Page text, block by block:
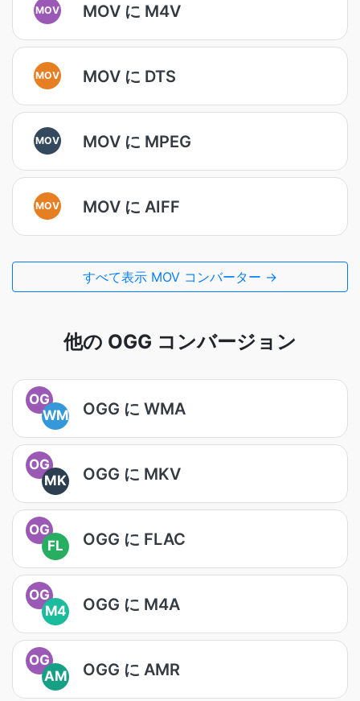
MOV MOV に M4V
MOV MOV に DTS
MOV MOV に MPEG
MOV MOV に AIFF
すべて表示 MOV コンバーター →
他の OGG コンバージョン
OG
WM
OGG に WMA
OG
MK
OGG に MKV
OG
FL
OGG に FLAC
OG
M4
OGG に M4A
OG
AM
OGG に AMR